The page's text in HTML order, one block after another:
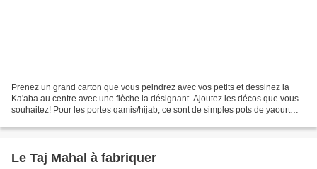
Prenez un grand carton que vous peindrez avec vos petits et dessinez la
Ka'aba au centre avec une flèche la désignant. Ajoutez les décos que vous
souhaitez! Pour les portes qamis/hijab, ce sont de simples pots de yaourt
Le Taj Mahal à fabriquer